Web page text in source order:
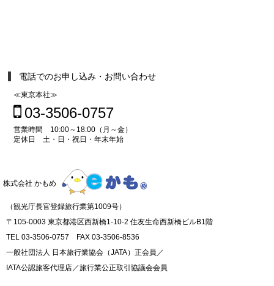
電話でのお申し込み・お問い合わせ
≪東京本社≫
03-3506-0757
営業時間 10:00～18:00（月～金）
定休日 土・日・祝日・年末年始
株式会社 かもめ
（観光庁長官登録旅行業第1009号）
〒105-0003 東京都港区西新橋1-10-2 住友生命西新橋ビルB1階
TEL 03-3506-0757 FAX 03-3506-8536
一般社団法人 日本旅行業協会（JATA）正会員／
IATA公認旅客代理店／旅行業公正取引協議会会員